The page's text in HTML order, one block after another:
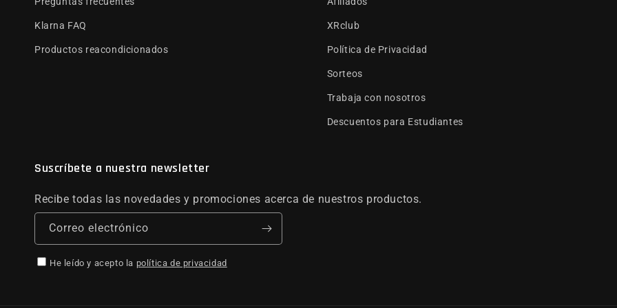
Klarna FAQ
Productos reacondicionados
XRclub
Política de Privacidad
Sorteos
Trabaja con nosotros
Descuentos para Estudiantes
Suscríbete a nuestra newsletter
Recibe todas las novedades y promociones acerca de nuestros productos.
Correo electrónico
He leído y acepto la política de privacidad